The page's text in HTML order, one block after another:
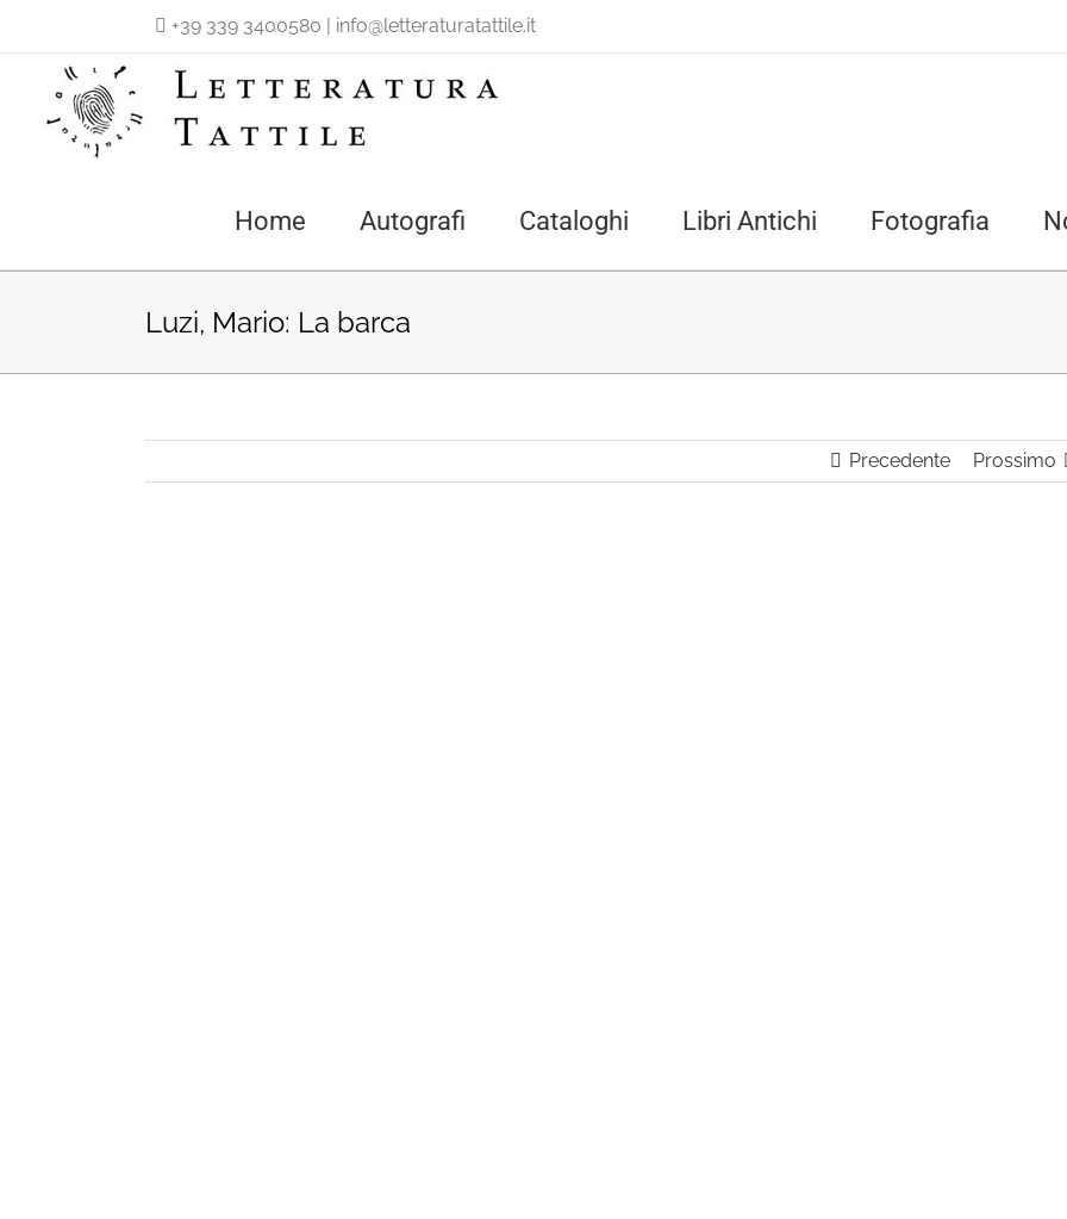
contenuto
+39 339 3400580 | info@letteraturatattile.it
Home Autografi Cataloghi Libri Antichi Fotografia
Luzi, Mario: La barca
Precedente Prossimo